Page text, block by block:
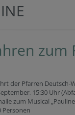
zum
der Pfarren Deutsch-
15:30 Uhr
zum Musical
Personen